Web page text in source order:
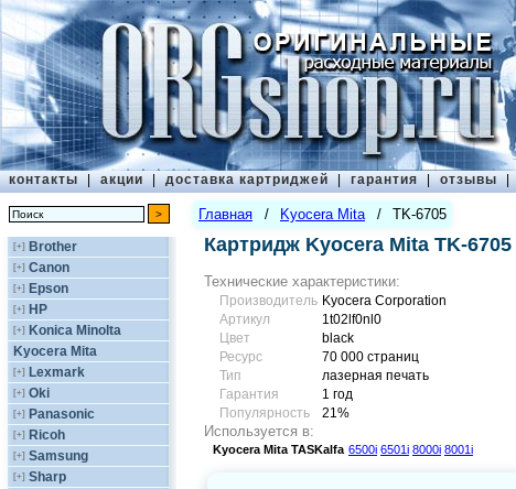
контакты | акции | доставка картриджей | гарантия | отзывы |
[+] Brother
[+] Canon
[+] Epson
[+] HP
[+] Konica Minolta
Kyocera Mita
[+] Lexmark
[+] Oki
[+] Panasonic
[+] Ricoh
[+] Samsung
[+] Sharp
Главная / Kyocera Mita / TK-6705
Картридж Kyocera Mita TK-6705
Технические характеристики:
Производитель Kyocera Corporation
Артикул
1t02lf0nl0
Цвет
black
Ресурс
70 000 страниц
Тип
лазерная печать
Гарантия
1 год
Популярность
21%
Используется в:
Kyocera Mita TASKalfa 6500i 6501i 8000i 8001i